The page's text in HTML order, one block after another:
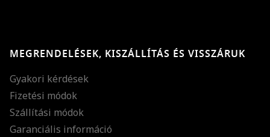
MEGRENDELÉSEK, KISZÁLLÍTÁS ÉS VISSZÁRUK
Gyakori kérdések
Fizetési módok
Szállítási módok
Garanciális információ